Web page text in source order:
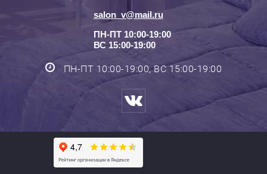
salon_v@mail.ru
ПН-ПТ 10:00-19:00
ВС 15:00-19:00
ПН-ПТ 10:00-19:00, ВС 15:00-19:00